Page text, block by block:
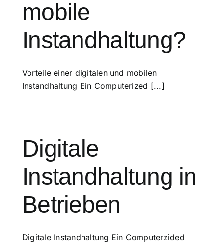
mobile
Instandhaltung?
Vorteile einer digitalen und mobilen
Instandhaltung Ein Computerized [...]
Digitale
Instandhaltung in
Betrieben
Digitale Instandhaltung Ein Computerzided